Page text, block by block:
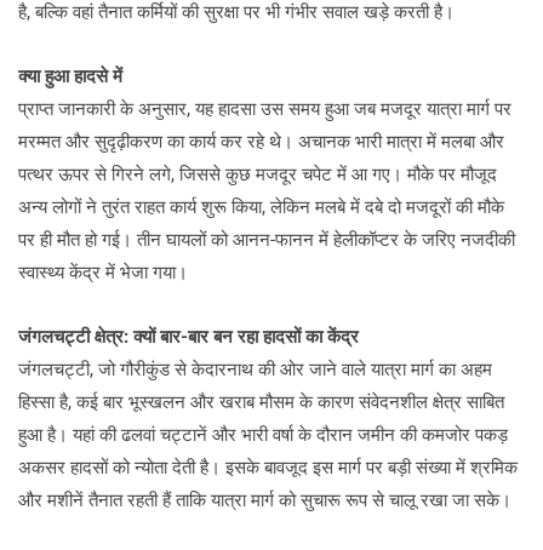
है, बल्कि वहां तैनात कर्मियों की सुरक्षा पर भी गंभीर सवाल खड़े करती है।
क्या हुआ हादसे में
प्राप्त जानकारी के अनुसार, यह हादसा उस समय हुआ जब मजदूर यात्रा मार्ग पर
मरम्मत और सुदृढ़ीकरण का कार्य कर रहे थे। अचानक भारी मात्रा में मलबा और
पत्थर ऊपर से गिरने लगे, जिससे कुछ मजदूर चपेट में आ गए। मौके पर मौजूद
अन्य लोगों ने तुरंत राहत कार्य शुरू किया, लेकिन मलबे में दबे दो मजदूरों की मौके
पर ही मौत हो गई। तीन घायलों को आनन-फानन में हेलीकॉप्टर के जरिए नजदीकी
स्वास्थ्य केंद्र में भेजा गया।
जंगलचट्टी क्षेत्र: क्यों बार-बार बन रहा हादसों का केंद्र
जंगलचट्टी, जो गौरीकुंड से केदारनाथ की ओर जाने वाले यात्रा मार्ग का अहम
हिस्सा है, कई बार भूस्खलन और खराब मौसम के कारण संवेदनशील क्षेत्र साबित
हुआ है। यहां की ढलवां चट्टानें और भारी वर्षा के दौरान जमीन की कमजोर पकड़
अकसर हादसों को न्योता देती है। इसके बावजूद इस मार्ग पर बड़ी संख्या में श्रमिक
और मशीनें तैनात रहती हैं ताकि यात्रा मार्ग को सुचारू रूप से चालू रखा जा सके।